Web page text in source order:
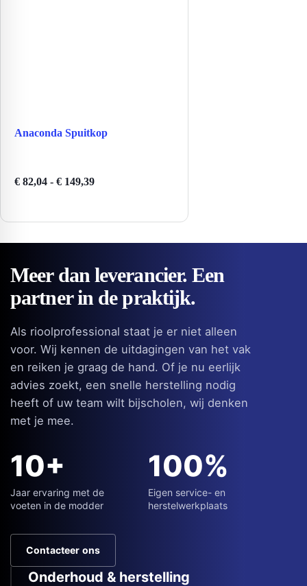
Anaconda Spuitkop
€ 82,04 - € 149,39Prijsklasse:
Meer dan leverancier. Een
partner in de praktijk.
Als rioolprofessional staat je er niet alleen
voor. Wij kennen de uitdagingen van het vak
en reiken je graag de hand. Of je nu eerlijk
advies zoekt, een snelle herstelling nodig
heeft of uw team wilt bijscholen, wij denken
met je mee.
10+
Jaar ervaring met de
voeten in de modder
100%
Eigen service- en
herstelwerkplaats
Contacteer ons
Onderhoud & herstelling